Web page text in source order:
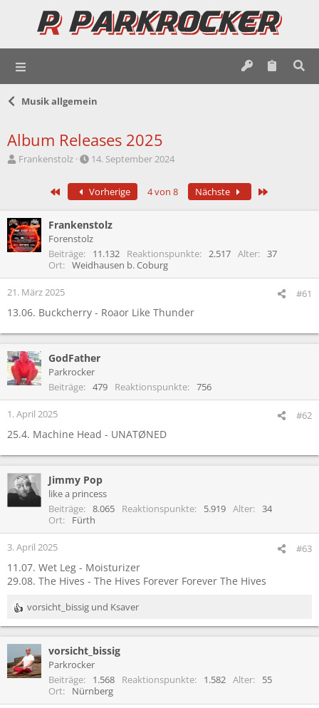
Musik allgemein
Album Releases 2025
E
l
l
e
Frankenstolz
E
s
t
l
l
a
14. September 2024
Erste Vorherige 4 von 8 Nächste
Frankenstolz
Forenstolz
Beiträge
11.132 Reaktionspunkte 2.517 Alter
37
Ort
Weidhausen b. Coburg
21. März 2025 #61
13.06. Buckcherry - Roaor Like Thunder
GodFather
Parkrocker
Beiträge
479 Reaktionspunkte 756
1. April 2025 #62
25.4. Machine Head - UNATØNED
Jimmy Pop
like a princess
Beiträge
8.065 Reaktionspunkte 5.919 Alter
34
Ort
Fürth
3. April 2025 #63
11.07. Wet Leg - Moisturizer
29.08. The Hives - The Hives Forever Forever The Hives
R
e
t
i
n
vorsicht_bissig und Ksaver
vorsicht_bissig
Parkrocker
Beiträge
1.568 Reaktionspunkte 1.582 Alter
55
Ort
Nürnberg